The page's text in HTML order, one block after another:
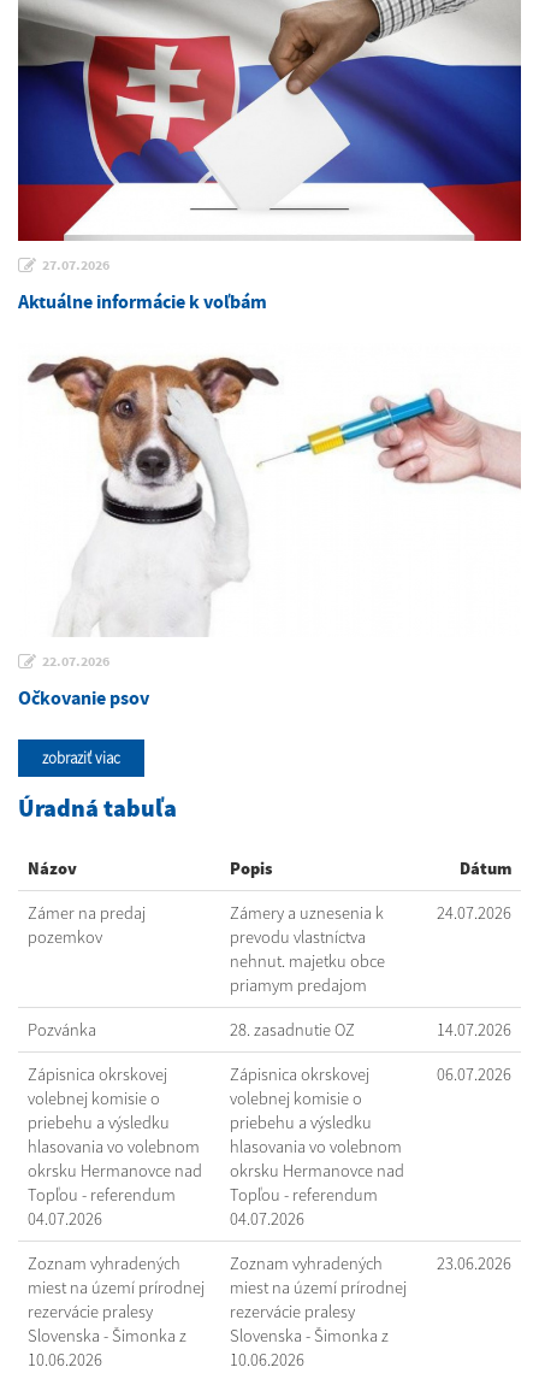
27.07.2026
Aktuálne informácie k voľbám
22.07.2026
Očkovanie psov
zobraziť viac
Úradná tabuľa
Názov Popis Dátum
Zámer na predaj
pozemkov
Zámery a uznesenia k
prevodu vlastníctva
nehnut. majetku obce
priamym predajom
24.07.2026
Pozvánka 28. zasadnutie OZ 14.07.2026
Zápisnica okrskovej
volebnej komisie o
priebehu a výsledku
hlasovania vo volebnom
okrsku Hermanovce nad
Topľou - referendum
04.07.2026
Zápisnica okrskovej
volebnej komisie o
priebehu a výsledku
hlasovania vo volebnom
okrsku Hermanovce nad
Topľou - referendum
04.07.2026
06.07.2026
Zoznam vyhradených
miest na území prírodnej
rezervácie pralesy
Slovenska - Šimonka z
10.06.2026
Zoznam vyhradených
miest na území prírodnej
rezervácie pralesy
Slovenska - Šimonka z
10.06.2026
23.06.2026